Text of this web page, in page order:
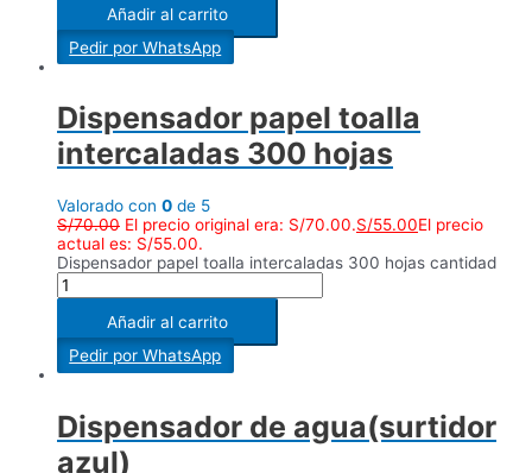
Añadir al carrito
Pedir por WhatsApp
Dispensador papel toalla
intercaladas 300 hojas
Valorado con 0 de 5
S/70.00 El precio original era: S/70.00.S/55.00El precio
actual es: S/55.00.
Dispensador papel toalla intercaladas 300 hojas cantidad
Añadir al carrito
Pedir por WhatsApp
Dispensador de agua(surtidor
azul)